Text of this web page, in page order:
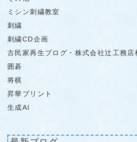
ミシン刺繍教室
刺繍
刺繍CD企画
古民家再生ブログ・株式会社辻工務店
囲碁
将棋
昇華プリント
生成AI